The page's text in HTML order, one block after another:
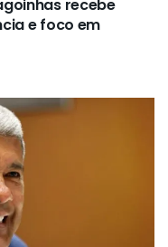
recebe
e foco em